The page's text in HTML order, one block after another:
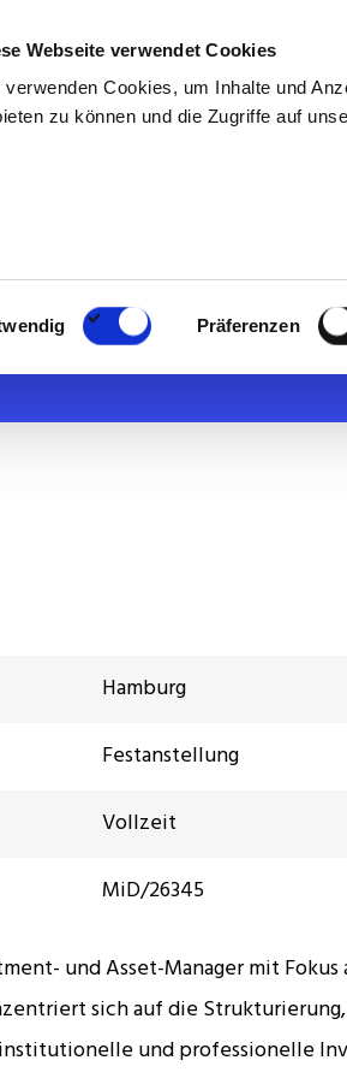
Webseite verwendet Cookies
verwenden Cookies, um Inhalte und
zu können und die Zugriffe auf
Präferenzen
Für Kunden Über uns Blog & Presse
Hamburg
Festanstellung
Vollzeit
MiD/26345
und Asset-Manager mit
sich auf die
und professionelle